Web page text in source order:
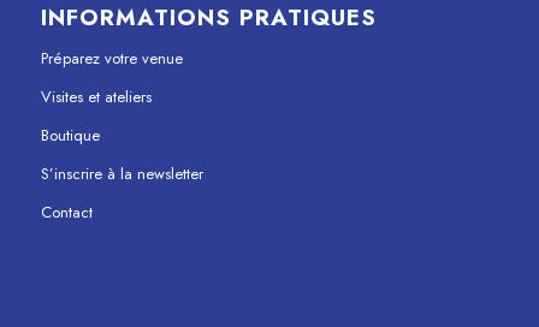
INFORMATIONS PRATIQUES
Préparez votre venue
Visites et ateliers
Boutique
S’inscrire à la newsletter
Contact